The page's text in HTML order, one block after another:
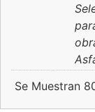
Se Muestran